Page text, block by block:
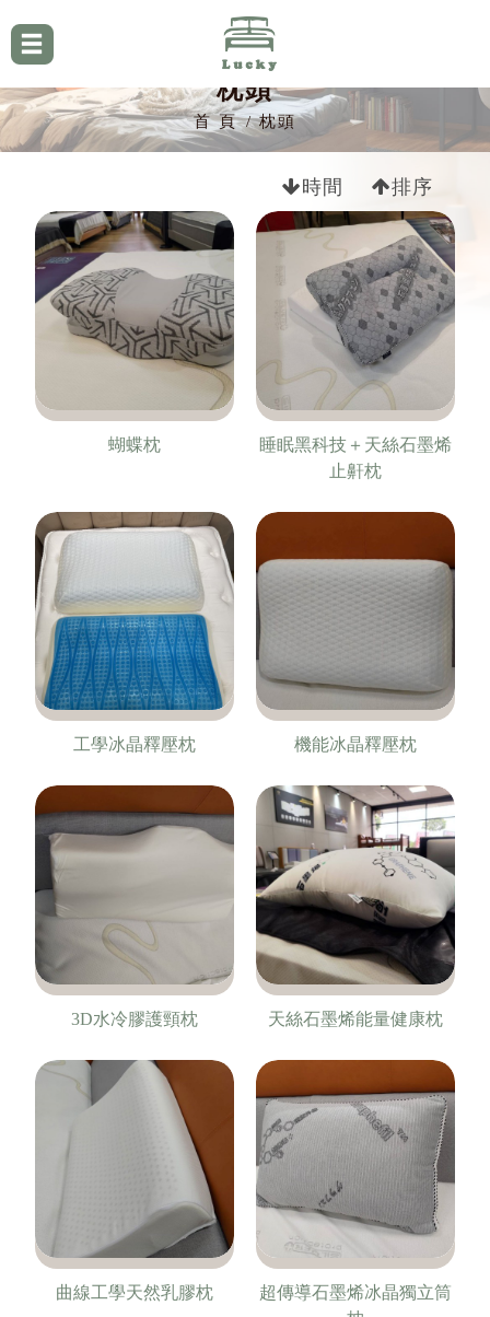
枕頭
首 頁 枕頭
時間 排序
蝴蝶枕
睡眠黑科技＋天絲石墨烯
止鼾枕
工學冰晶釋壓枕 機能冰晶釋壓枕
3D水冷膠護頸枕 天絲石墨烯能量健康枕
曲線工學天然乳膠枕
超傳導石墨烯冰晶獨立筒